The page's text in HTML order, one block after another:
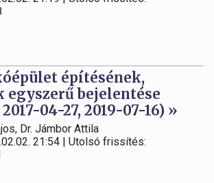
építésének,
egyszerű bejelentése
04-27, 2019-07-16) »
Dr. Jámbor Attila
21:54 | Utolsó frissítés: